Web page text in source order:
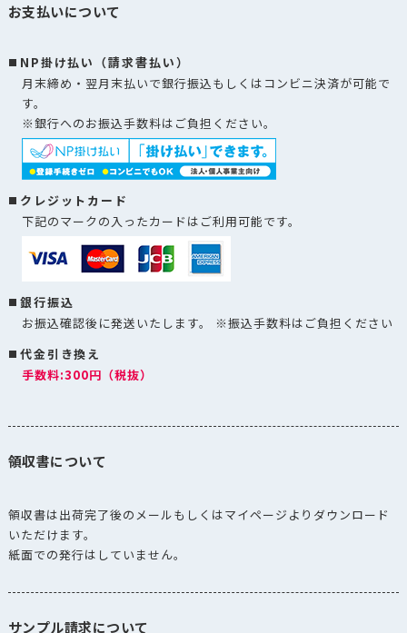
お支払いについて
NP掛け払い（請求書払い）
月末締め・翌月末払いで銀行振込もしくはコンビニ決済が可能で
す。
※銀行へのお振込手数料はご負担ください。
クレジットカード
下記のマークの入ったカードはご利用可能です。
銀行振込
お振込確認後に発送いたします。 ※振込手数料はご負担ください
代金引き換え
手数料:300円（税抜）
領収書について
領収書は出荷完了後のメールもしくはマイページよりダウンロード
いただけます。
紙面での発行はしていません。
サンプル請求について